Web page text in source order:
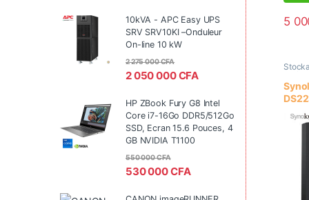
5
de
baie
10kVA - APC Easy UPS
SRV SRV10KI –Onduleur
On-line 10 kW
2 050 000CFA
2 275 000CFA
HP ZBook Fury G8 Intel
Core i7-16Go DDR5/512Go
SSD, Ecran 15.6 Pouces, 4
GB NVIDIA T1100
530 000CFA
550 000CFA